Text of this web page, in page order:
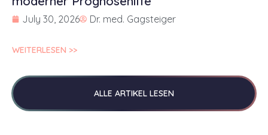
July 30, 2026 Dr. med. Gagsteiger
WEITERLESEN >>
ALLE ARTIKEL LESEN